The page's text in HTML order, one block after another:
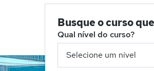
Busque o curso
Qual nível do curso?